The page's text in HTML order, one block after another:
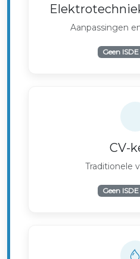
Aanpassingen
Geen
CV-
Traditionele
Geen